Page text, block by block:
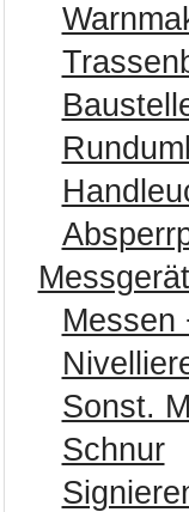
Messen
Sonst.
Schnur